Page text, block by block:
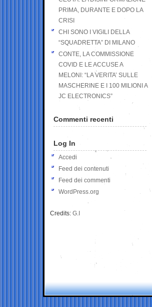
PRIMA, DURANTE E DOPO LA
CRISI
CHI SONO I VIGILI DELLA
“SQUADRETTA” DI MILANO
CONTE, LA COMMISSIONE
COVID E LE ACCUSE A
MELONI: “LA VERITA’ SULLE
MASCHERINE E I 100 MILIONI A
JC ELECTRONICS”
Commenti recenti
Log In
Accedi
Feed dei contenuti
Feed dei commenti
WordPress.org
Credits: G.I